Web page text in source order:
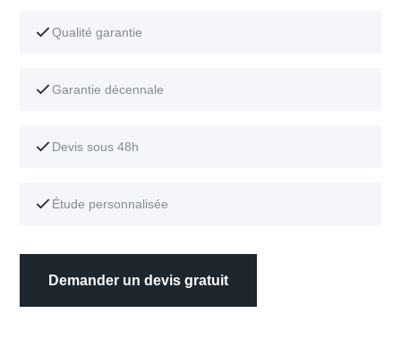
Qualité garantie
Garantie décennale
Devis sous 48h
Étude personnalisée
Demander un devis gratuit